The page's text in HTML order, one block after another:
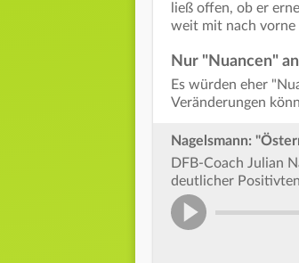
ließ offen, ob er
weit mit nach vorne
Nur "Nuancen"
Es würden eher
Veränderungen
Nagelsmann:
DFB-Coach Julian
deutlicher